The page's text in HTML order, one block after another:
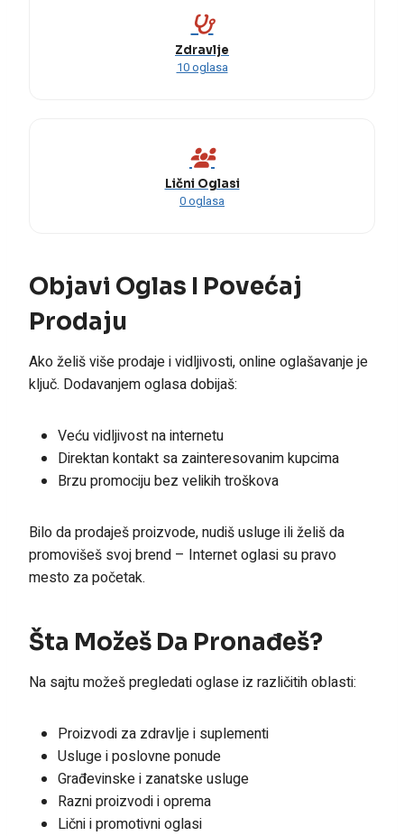
Zdravlje
10 oglasa
Lični Oglasi
0 oglasa
Objavi Oglas I Povećaj
Prodaju
Ako želiš više prodaje i vidljivosti, online oglašavanje je
ključ. Dodavanjem oglasa dobijaš:
Veću vidljivost na internetu
Direktan kontakt sa zainteresovanim kupcima
Brzu promociju bez velikih troškova
Bilo da prodaješ proizvode, nudiš usluge ili želiš da
promovišeš svoj brend – Internet oglasi su pravo
mesto za početak.
Šta Možeš Da Pronađeš?
Na sajtu možeš pregledati oglase iz različitih oblasti:
Proizvodi za zdravlje i suplementi
Usluge i poslovne ponude
Građevinske i zanatske usluge
Razni proizvodi i oprema
Lični i promotivni oglasi